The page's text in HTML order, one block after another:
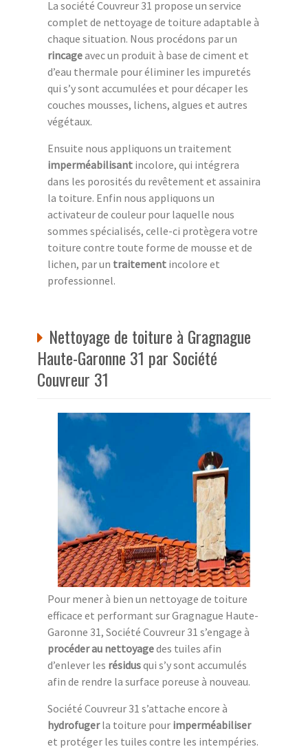
La société Couvreur 31 propose un service
complet de nettoyage de toiture adaptable à
chaque situation. Nous procédons par un
rincageavec un produit à base de ciment et
d’eau thermale pour éliminer les impuretés
qui s’y sont accumulées et pour décaper les
couches mousses, lichens, algues et autres
végétaux.
Ensuite nous appliquons un traitement
imperméabilisant incolore, qui intégrera
dans les porosités du revêtement et assainira
la toiture. Enfin nous appliquons un
activateur de couleur pour laquelle nous
sommes spécialisés, celle-ci protègera votre
toiture contre toute forme de mousse et de
lichen, par un traitement incolore et
professionnel.
Nettoyage de toiture à Gragnague
Haute-Garonne 31 par Société
Couvreur 31
Pour mener à bien un nettoyage de toiture
efficace et performant sur Gragnague Haute-
Garonne 31, Société Couvreur 31 s’engage à
procéder au nettoyagedes tuiles afin
d’enlever les résidusqui s’y sont accumulés
afin de rendre la surface poreuse à nouveau.
Société Couvreur 31 s’attache encore à
hydrofugerla toiture pour imperméabiliser
et protéger les tuiles contre les intempéries.